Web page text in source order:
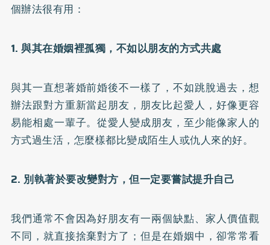
個辦法很有用：
1. 與其在婚姻裡孤獨，不如以朋友的方式共處
與其一直想著婚前婚後不一樣了，不如跳脫過去，想
辦法跟對方重新當起朋友，朋友比起愛人，好像更容
易能相處一輩子。從愛人變成朋友，至少能像家人的
方式過生活，怎麼樣都比變成陌生人或仇人來的好。
2. 別執著於要改變對方，但一定要嘗試提升自己
我們通常不會因為好朋友有一兩個缺點、家人價值觀
不同，就直接捨棄對方了；但是在婚姻中，卻常常看